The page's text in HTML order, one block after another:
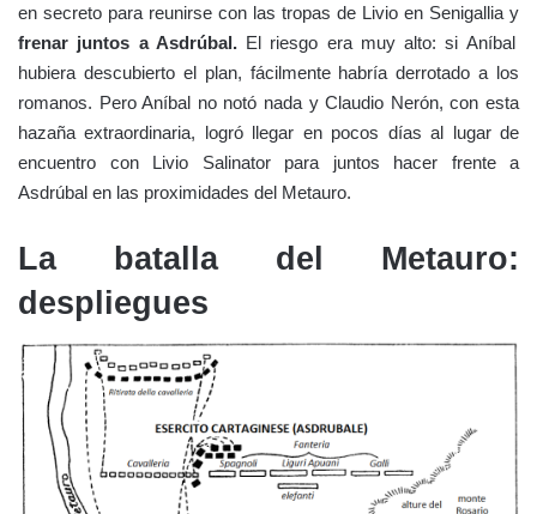
en secreto para reunirse con las tropas de Livio en Senigallia y
frenar juntos a Asdrúbal. El riesgo era muy alto: si Aníbal
hubiera descubierto el plan, fácilmente habría derrotado a los
romanos. Pero Aníbal no notó nada y Claudio Nerón, con esta
hazaña extraordinaria, logró llegar en pocos días al lugar de
encuentro con Livio Salinator para juntos hacer frente a
Asdrúbal en las proximidades del Metauro.
La batalla del Metauro:
despliegues